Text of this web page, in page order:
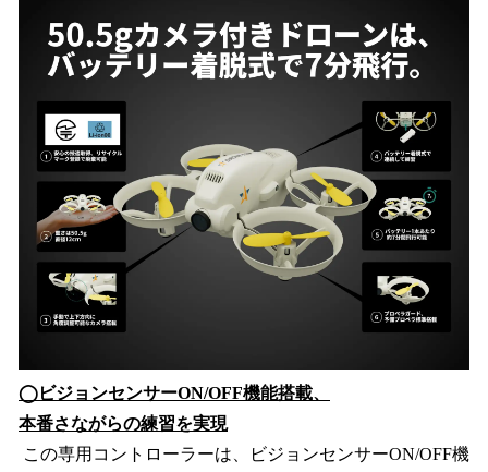
◯ビジョンセンサーON/OFF機能搭載、
本番さながらの練習を実現
この専用コントローラーは、ビジョンセンサーON/OFF機